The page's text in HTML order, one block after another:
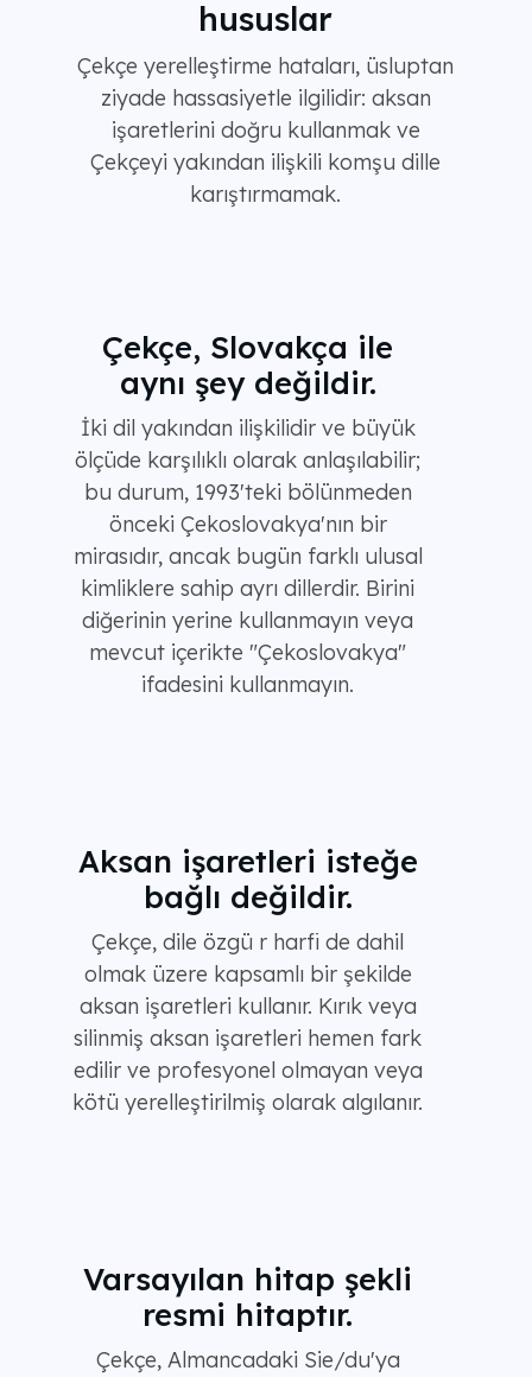
hususlar
Çekçe yerelleştirme hataları, üsluptan
ziyade hassasiyetle ilgilidir: aksan
işaretlerini doğru kullanmak ve
Çekçeyi yakından ilişkili komşu dille
karıştırmamak.
Çekçe, Slovakça ile
aynı şey değildir.
İki dil yakından ilişkilidir ve büyük
ölçüde karşılıklı olarak anlaşılabilir;
bu durum, 1993'teki bölünmeden
önceki Çekoslovakya'nın bir
mirasıdır, ancak bugün farklı ulusal
kimliklere sahip ayrı dillerdir. Birini
diğerinin yerine kullanmayın veya
mevcut içerikte "Çekoslovakya"
ifadesini kullanmayın.
Aksan işaretleri isteğe
bağlı değildir.
Çekçe, dile özgü r harfi de dahil
olmak üzere kapsamlı bir şekilde
aksan işaretleri kullanır. Kırık veya
silinmiş aksan işaretleri hemen fark
edilir ve profesyonel olmayan veya
kötü yerelleştirilmiş olarak algılanır.
Varsayılan hitap şekli
resmi hitaptır.
Çekçe, Almancadaki Sie/du'ya